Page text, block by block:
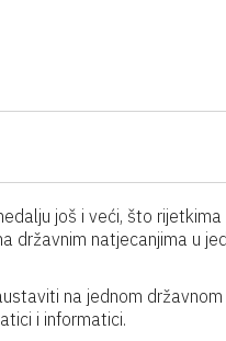
još i veći, što
državnim natjecanjima u
na jednom
i informatici.